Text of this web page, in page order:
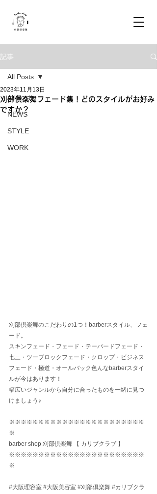
記事
All Posts
NEWS
STYLE
WORK
All Posts
刈部倶楽舞フェード集！どのスタイルがお好み
ですか？
2023年11月13日
刈部倶楽舞のこだわりの1つ！barberスタイル、フェ
ード。
スキンフェード・フェード・テーパードフェード・
七三・ツーブロックフェード・クロップ・ビジネス
フェード・極道・オールバック色んなbarberスタイ
ルが今はあります！
幅広いジャンルから自分に合ったものを一緒に見つ
けましょう♪
※※※※※※※※※※※※※※※※※※※※※※※
※
barber shop 刈部倶楽舞 【 カリブクラブ 】
※※※※※※※※※※※※※※※※※※※※※※※
※
#大阪理容室 #大阪美容室 #刈部倶楽舞 #カリブクラ